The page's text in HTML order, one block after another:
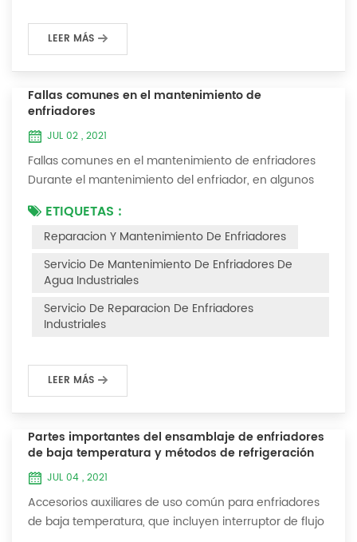
LEER MÁS
Fallas comunes en el mantenimiento de
enfriadores
JUL 02 , 2021
Fallas comunes en el mantenimiento de enfriadores
Durante el mantenimiento del enfriador, en algunos
que el enfriador se haya utilizado durante un período
de tiempo, encontraremos que el enfriador hace ruido
y hay muchas capas de polvo en los accesorios. Este
es un fenómeno común en el uso del enfriador. En
ETIQUETAS :
Reparacion Y Mantenimiento De Enfriadores
Servicio De Mantenimiento De Enfriadores De
Agua Industriales
Servicio De Reparacion De Enfriadores
Industriales
LEER MÁS
Partes importantes del ensamblaje de enfriadores
de baja temperatura y métodos de refrigeración
JUL 04 , 2021
Accesorios auxiliares de uso común para enfriadores
de baja temperatura, que incluyen interruptor de flujo